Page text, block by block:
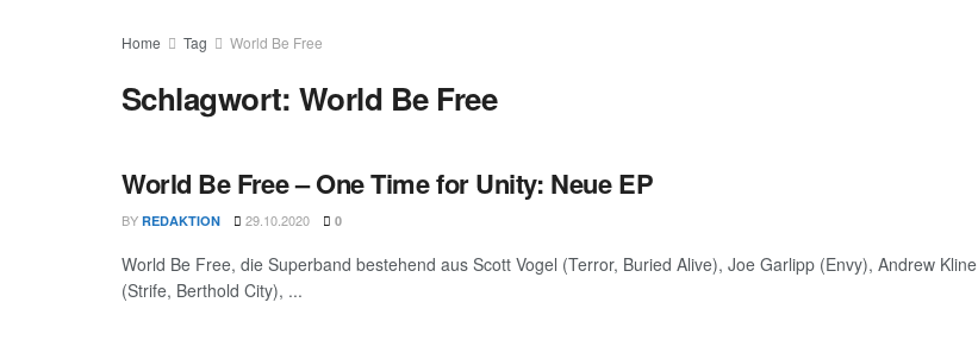
Home Tag World Be Free
Schlagwort: World Be Free
World Be Free – One Time for Unity: Neue EP
BY REDAKTION 29.10.2020 0
World Be Free, die Superband bestehend aus Scott Vogel (Terror, Buried Alive), Joe Garlipp (Envy), Andrew Kline
(Strife, Berthold City), ...